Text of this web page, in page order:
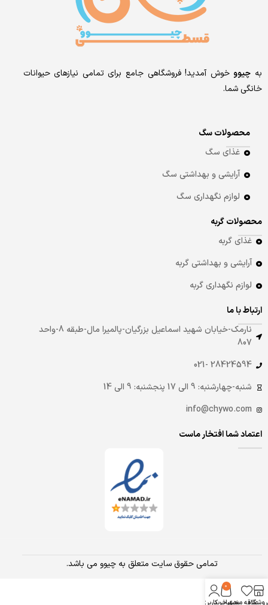
به چیوو خوش آمدید! فروشگاهی جامع برای تمامی نیازهای حیوانات
خانگی شما.
محصولات سگ
غذای سگ
آرایشی و بهداشتی سگ
لوازم نگهداری سگ
محصولات گربه
غذای گربه
آرایشی و بهداشتی گربه
لوازم نگهداری گربه
ارتباط با ما
نارمک-خیابان شهید اسماعیل بزرگیان-پالمیرا مال-طبقه 8-واحد
807
28424594 -021
شنبه-چهارشنبه: 9 الی 17 پنجشنبه: 9 الی 14
info@chywo.com
اعتماد شما افتخار ماست
تمامی حقوق سایت متعلق به چیوو می باشد.
علاقه مندی
0
سبد خرید
حساب کاربری من